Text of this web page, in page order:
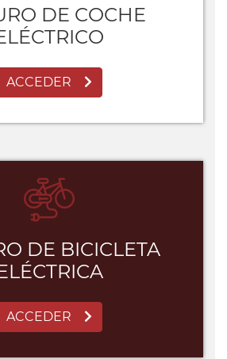
DE COCHE
ACCEDER
DE BICICLETA
ACCEDER